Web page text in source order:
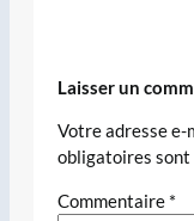
Laisser un
Votre adresse e-
obligatoires sont
Commentaire *